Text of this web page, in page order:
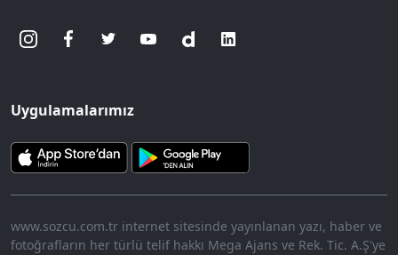
Uygulamalarımız
www.sozcu.com.tr internet sitesinde yayınlanan yazı, haber ve
fotoğrafların her türlü telif hakkı Mega Ajans ve Rek. Tic. A.Ş'ye